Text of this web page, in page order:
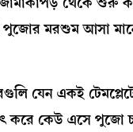
পুজোর মরশুম আসা
যেন একই
করে কেউ এসে পুজো